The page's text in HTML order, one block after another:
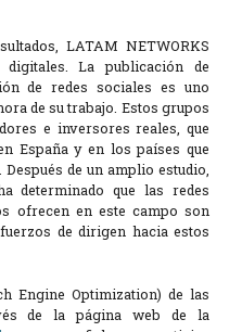
LATAM NETWORKS
La publicación de
de redes sociales es uno
de su trabajo. Estos grupos
e inversores reales, que
España y en los países que
de un amplio estudio,
determinado que las redes
ofrecen en este campo son
de dirigen hacia estos
Engine Optimization) de las
de la página web de la